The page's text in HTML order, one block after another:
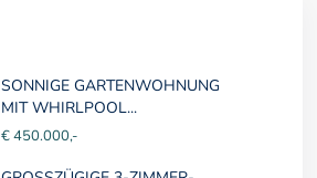
SONNIGE GARTENWOHNUNG
MIT WHIRLPOOL...
€ 450.000,-